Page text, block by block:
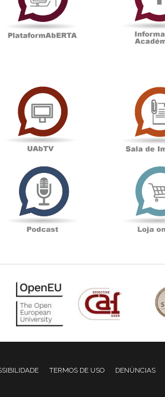
TERMOS DE USO
DENÚNCIAS